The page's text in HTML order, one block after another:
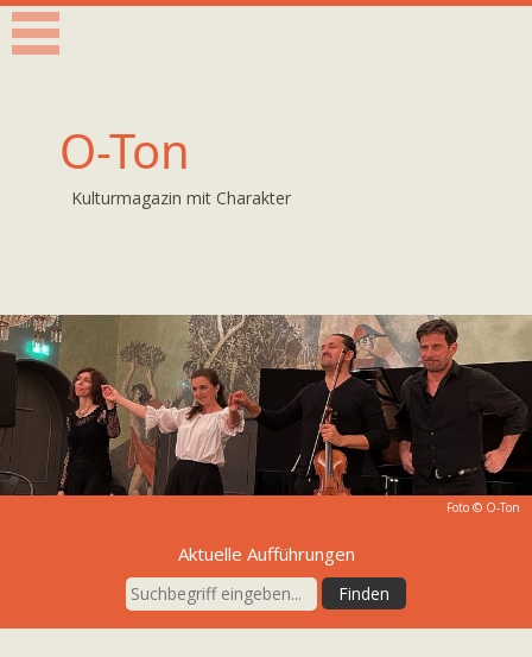
O-Ton
Kulturmagazin mit Charakter
Foto © O-Ton
Aktuelle Aufführungen